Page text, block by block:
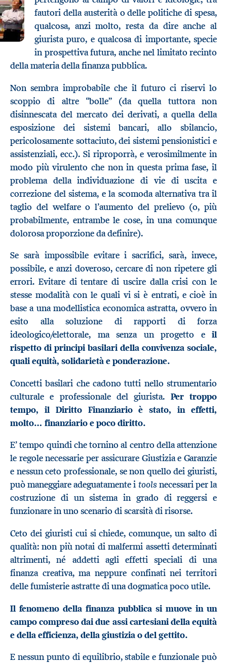
fautori della austerità o delle politiche di spesa,
qualcosa, anzi molto, resta da dire anche al
giurista puro, e qualcosa di importante, specie
in prospettiva futura, anche nel limitato recinto
della materia della finanza pubblica.
Non sembra improbabile che il futuro ci riservi lo
scoppio di altre “bolle” (da quella tuttora non
disinnescata del mercato dei derivati, a quella della
esposizione dei sistemi bancari, allo sbilancio,
pericolosamente sottaciuto, dei sistemi pensionistici e
assistenziali, ecc.). Si riproporrà, e verosimilmente in
modo più virulento che non in questa prima fase, il
problema della individuazione di vie di uscita e
correzione del sistema, e la scomoda alternativa tra il
taglio del welfare o l’aumento del prelievo (o, più
probabilmente, entrambe le cose, in una comunque
dolorosa proporzione da definire).
Se sarà impossibile evitare i sacrifici, sarà, invece,
possibile, e anzi doveroso, cercare di non ripetere gli
errori. Evitare di tentare di uscire dalla crisi con le
stesse modalità con le quali vi si è entrati, e cioè in
base a una modellistica economica astratta, ovvero in
esito alla soluzione di rapporti di forza
ideologico/elettorale, ma senza un progetto eil
rispetto di principi basilari della convivenza sociale,
quali equità, solidarietà e ponderazione.
Concetti basilari che cadono tutti nello strumentario
culturale e professionale del giurista. Per troppo
tempo, il Diritto Finanziario è stato, in effetti,
molto… finanziario e poco diritto.
E’ tempo quindi che tornino al centro della attenzione
le regole necessarie per assicurare Giustizia e Garanzie
e nessun ceto professionale, se non quello dei giuristi,
può maneggiare adeguatamente i toolsnecessari per la
costruzione di un sistema in grado di reggersi e
funzionare in uno scenario di scarsità di risorse.
Ceto dei giuristi cui si chiede, comunque, un salto di
qualità: non più notai di malfermi assetti determinati
altrimenti, né addetti agli effetti speciali di una
finanza creativa, ma neppure confinati nei territori
delle fumisterie astratte di una dogmatica poco utile.
Il fenomeno della finanza pubblica si muove in un
campo compreso dai due assi cartesiani della equità
e della efficienza, della giustizia o del gettito.
E nessun punto di equilibrio, stabile e funzionale può